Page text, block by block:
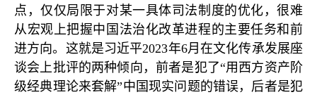
点，仅仅局限于对某一具体司法制度的优化，很难
从宏观上把握中国法治化改革进程的主要任务和前
进方向。这就是习近平2023年6月在文化传承发展座
谈会上批评的两种倾向，前者是犯了“用西方资产阶
级经典理论来套解”中国现实问题的错误，后者是犯